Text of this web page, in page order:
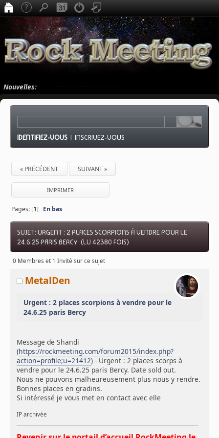
Nouvelles:
IDENTIFIEZ-VOUS |INSCRIVEZ-VOUS
« PRÉCÉDENT SUIVANT »
IMPRIMER
Pages: [1] En bas
SUJET: URGENT : 2 PLACES SCORPIONS À VENDRE POUR LE
24.6.25 PARIS BERCY (LU 42380 FOIS)
0 Membres et 1 Invité sur ce sujet
MetalDen
Urgent : 2 places scorpions à vendre pour le
24.6.25 paris Bercy
Message de Shandi
(https://rockmeeting.com/forum2015/index.php?
action=profile;u=21412) - Urgent : 2 places scorps à
vendre pour le 24.6.25 paris Bercy. Date sold out.
Nous ne pouvons malheureusement plus nous y rendre.
Bonnes places en gradins.
Si intéressé je vous met en contact avec elle
IP archivée